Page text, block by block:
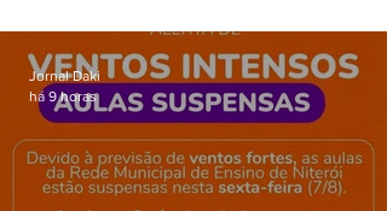
Gardênia Azul
Jornal Daki
há 9 horas